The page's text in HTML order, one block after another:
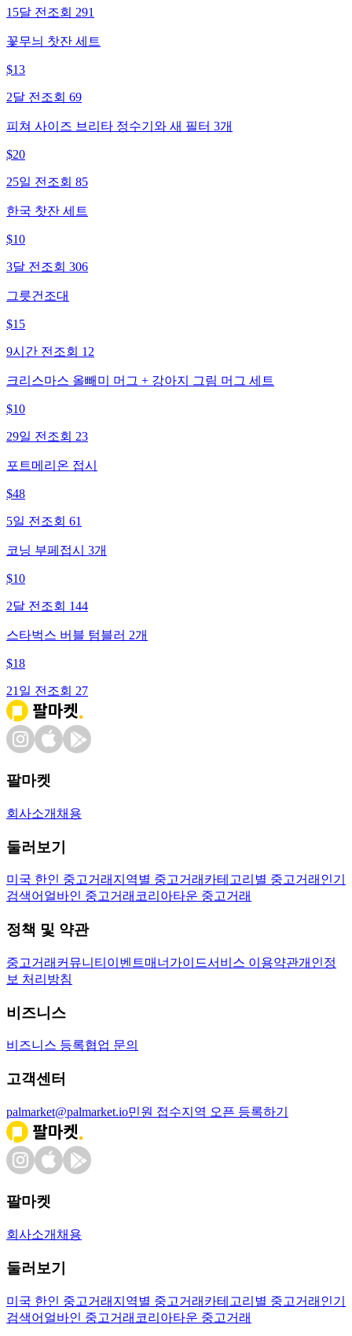
15달 전 조회 291
꽃무늬 찻잔 세트
$13
2달 전 조회 69
피쳐 사이즈 브리타 정수기와 새 필터 3개
$20
25일 전 조회 85
한국 찻잔 세트
$10
3달 전 조회 306
그릇건조대
$15
9시간 전 조회 12
크리스마스 올빼미 머그 + 강아지 그림 머그 세트
$10
29일 전 조회 23
포트메리온 접시
$48
5일 전 조회 61
코닝 부페접시 3개
$10
2달 전 조회 144
스타벅스 버블 텀블러 2개
$18
21일 전 조회 27
팔마켓
회사소개 채용
둘러보기
미국 한인 중고거래 지역별 중고거래 카테고리별 중고거래 인기
검색어 얼바인 중고거래 코리아타운 중고거래
정책 및 약관
중고거래 커뮤니티 이벤트매너가이드서비스 이용약관개인정
보 처리방침
비즈니스
비즈니스 등록협업 문의
고객센터
palmarket@palmarket.io민원 접수지역 오픈 등록하기
팔마켓
회사소개 채용
둘러보기
미국 한인 중고거래 지역별 중고거래 카테고리별 중고거래 인기
검색어 얼바인 중고거래 코리아타운 중고거래